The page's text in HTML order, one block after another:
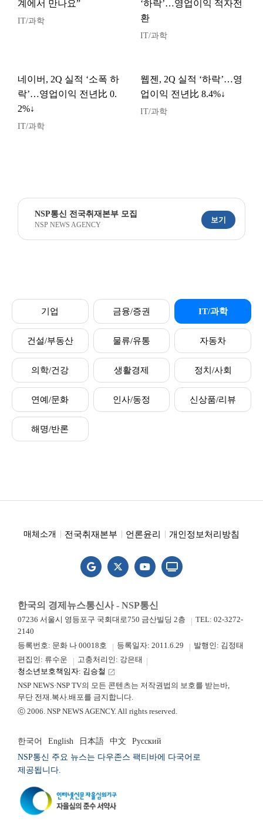
계에서 만나요”
IT/과학
‘하락’…영업이익 적자전
환
IT/과학
네이버, 2Q 실적 ‘소폭 하
락’…영업이익 전년比 0.
2%↓
IT/과학
웹젠, 2Q 실적 ‘하락’…영
업이익 전년比 8.4%↓
IT/과학
NSP통신 전국취재본부 모집
NSP NEWS AGENCY
보기
기업 금융/증권 IT/과학
건설/부동산 물류/유통 자동차
의학/건강 생활경제 정치/사회
연예/문화 인사/동정 신상품/리뷰
해명/반론
매체소개 전국취재본부 언론윤리 개인정보처리방침
한국의 경제뉴스통신사 - NSP통신
07236 서울시 영등포구 국회대로750 금산빌딩 2층
TEL: 02-3272-
2140
등록번호: 문화 나 00018호
등록일자: 2011.6.29
발행인: 김정태
편집인: 류수운
고충처리인: 강은태
청소년보호책임자: 김승철 launch
NSP NEWS·NSP TV의 모든 콘텐츠는 저작권법의 보호를 받는바,
무단 전재.복사.배포를 금지합니다.
ⓒ 2006. NSP NEWS AGENCY. All rights reserved.
한국어 English 日本語 中文
Русский
NSP통신 주요 뉴스는 다우존스 팩티바에 다국어로
제공됩니다.